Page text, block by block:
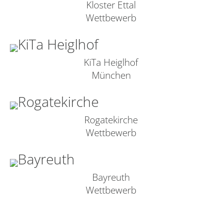
Kloster Ettal
Wettbewerb
KiTa Heiglhof
München
Rogatekirche
Wettbewerb
Bayreuth
Wettbewerb